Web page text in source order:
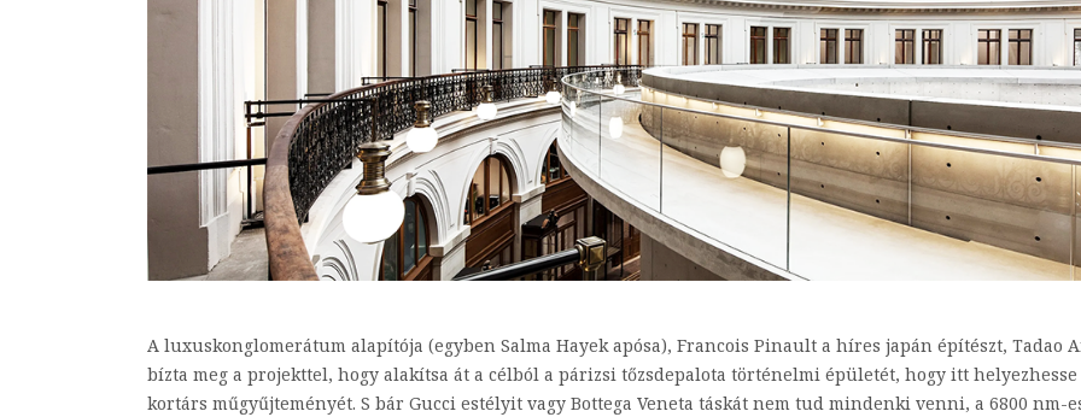
A luxuskonglomerátum alapítója (egyben Salma Hayek apósa), Francois Pinault a híres japán építészt, Tadao
bízta meg a projekttel, hogy alakítsa át a célból a párizsi tőzsdepalota történelmi épületét, hogy itt
kortárs műgyűjteményét. S bár Gucci estélyit vagy Bottega Veneta táskát nem tud mindenki venni, a 6800 nm-